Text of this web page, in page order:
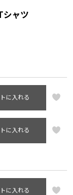
シャツ
に入れる
に入れる
に入れる